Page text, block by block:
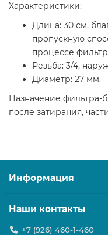
Характеристики:
Длина: 30 см,
пропускную
процессе
Резьба: 3/4,
Диаметр: 27 мм.
Назначение фильтра-
после затирания,
Информация
Наши контакты
+7 (926) 460-1-460